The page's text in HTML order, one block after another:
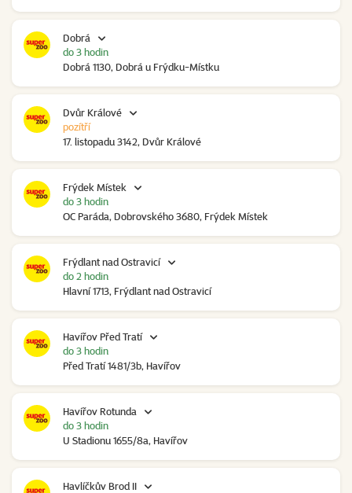
Dobrá
Dobrá 1130, Dobrá u Frýdku-Místku
do 3 hodin
Dvůr Králové
17. listopadu 3142, Dvůr Králové
pozítří
Frýdek Místek
OC Paráda, Dobrovského 3680, Frýdek Místek
do 3 hodin
Frýdlant nad Ostravicí
Hlavní 1713, Frýdlant nad Ostravicí
do 2 hodin
Havířov Před Tratí
Před Tratí 1481/3b, Havířov
do 3 hodin
Havířov Rotunda
U Stadionu 1655/8a, Havířov
do 3 hodin
Havlíčkův Brod II